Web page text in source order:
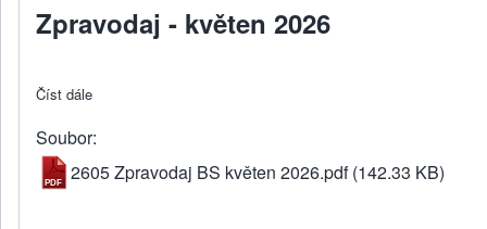
Zpravodaj - květen 2026
Číst dále
Soubor
2605 Zpravodaj BS květen 2026.pdf (142.33 KB)